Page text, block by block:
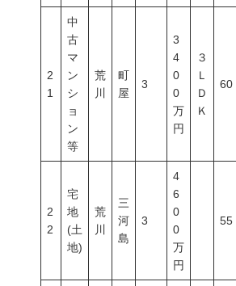
2
1
中
古
マ
ン
シ
ョ
ン
等
荒
川
町
屋
3
3
4
0
0
万
円
３
Ｌ
Ｄ
Ｋ
60
2
2
宅
地
(土
地)
荒
川
三
河
島
3
4
6
0
0
万
円
55